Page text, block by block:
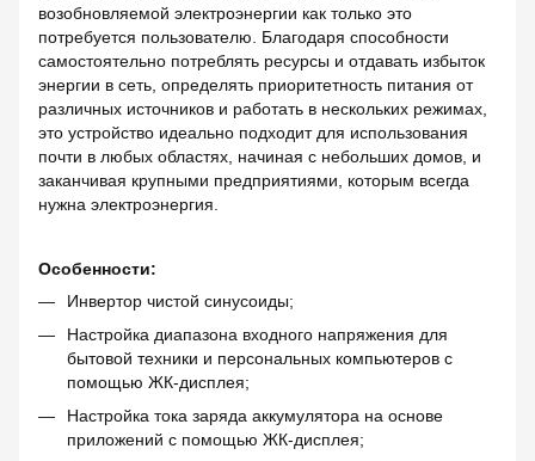
возобновляемой электроэнергии как только это
потребуется пользователю. Благодаря способности
самостоятельно потреблять ресурсы и отдавать избыток
энергии в сеть, определять приоритетность питания от
различных источников и работать в нескольких режимах,
это устройство идеально подходит для использования
почти в любых областях, начиная с небольших домов, и
заканчивая крупными предприятиями, которым всегда
нужна электроэнергия.
Особенности:
Инвертор чистой синусоиды;
Настройка диапазона входного напряжения для
бытовой техники и персональных компьютеров с
помощью ЖК-дисплея;
Настройка тока заряда аккумулятора на основе
приложений с помощью ЖК-дисплея;